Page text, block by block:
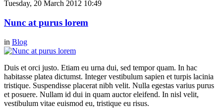
Tuesday, 20 March 2012 10:49
Nunc at purus lorem
in Blog
Duis et orci justo. Etiam eu urna dui, sed tempor quam. In hac
habitasse platea dictumst. Integer vestibulum sapien et turpis lacinia
tristique. Suspendisse placerat nibh velit. Nulla egestas varius purus
et posuere. Nullam id dui in quam auctor eleifend. In nisl velit,
vestibulum vitae euismod eu, tristique eu risus.